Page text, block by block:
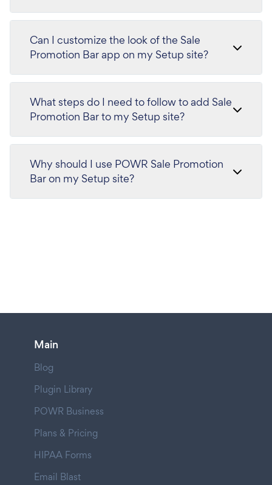
Can I customize the look of the Sale
Promotion Bar app on my Setup site?
What steps do I need to follow to add Sale
Promotion Bar to my Setup site?
Why should I use POWR Sale Promotion
Bar on my Setup site?
Main
Blog
Plugin Library
POWR Business
Plans & Pricing
HIPAA Forms
Email Blast